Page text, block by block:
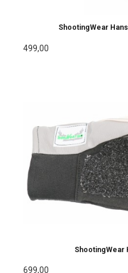
ShootingWear
499,00
ShootingWear
699,00